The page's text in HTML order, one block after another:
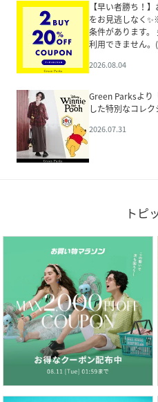
【早い者勝ち！
をお見逃しなく
条件があります
利用できません
2026.08.04
Green Parksより
した特別なコレク
2026.07.31
トピ